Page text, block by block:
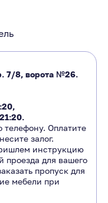
7/8, ворота №26.
,
телефону. Оплатите
залог.
инструкцию
для вашего
пропуск для
мебели при